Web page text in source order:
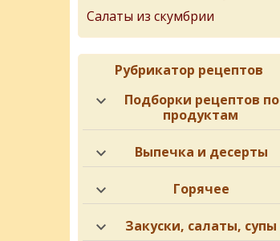
Салаты из скумбрии
Рубрикатор рецептов
Подборки рецептов по
продуктам
Выпечка и десерты
Горячее
Закуски, салаты, супы